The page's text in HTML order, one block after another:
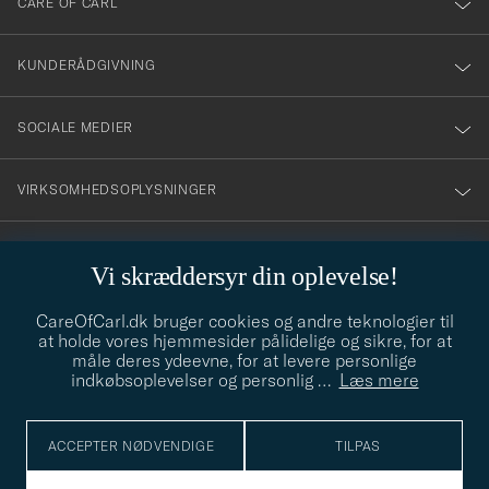
Vi skræddersyr din oplevelse!
CareOfCarl.dk bruger cookies og andre teknologier til
at holde vores hjemmesider pålidelige og sikre, for at
måle deres ydeevne, for at levere personlige
indkøbsoplevelser og personlig … Læs mere
ACCEPTER NØDVENDIGE TILPAS
vårt
nyhetsbrev!
KUNDERÅDGIVNING
SOCIALE MEDIER
VIRKSOMHEDSOPLYSNINGER
info@careofcarl.dk
Behøver du hjælp til at finde din stil? Lad os hjælpe dig, vi hjælper
gerne til!
STILRÅD